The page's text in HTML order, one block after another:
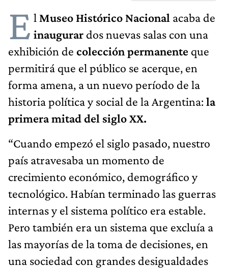
E l Museo Histórico Nacional acaba de
inaugurar dos nuevas salas con una
exhibición de colección permanente que
permitirá que el público se acerque, en
forma amena, a un nuevo período de la
historia política y social de la Argentina:la
primera mitad del siglo XX.
“Cuando empezó el siglo pasado, nuestro
país atravesaba un momento de
crecimiento económico, demográfico y
tecnológico. Habían terminado las guerras
internas y el sistema político era estable.
Pero también era un sistema que excluía a
las mayorías de la toma de decisiones, en
una sociedad con grandes desigualdades